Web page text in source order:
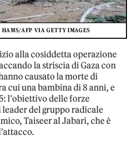
AFP VIA GETTY IMAGES
alla cosiddetta operazione
la striscia di Gaza con
causato la morte di
cui una bambina di 8 anni, e
l’obiettivo delle forze
del gruppo radicale
Taiseer al Jabari, che è